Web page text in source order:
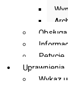
Petycje
Uprawnienia
Wykaz